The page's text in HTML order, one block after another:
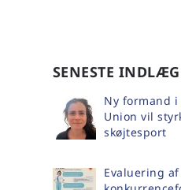
SENESTE INDLÆG
Ny formand i
Union vil
skøjtesport
Evaluering